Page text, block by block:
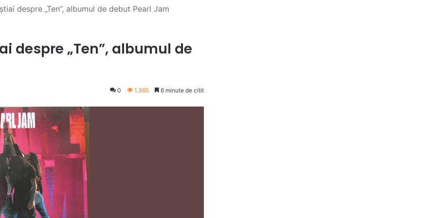
despre „Ten”, albumul de debut Pearl Jam
despre „Ten”, albumul de
0 1.365 6 minute de citit